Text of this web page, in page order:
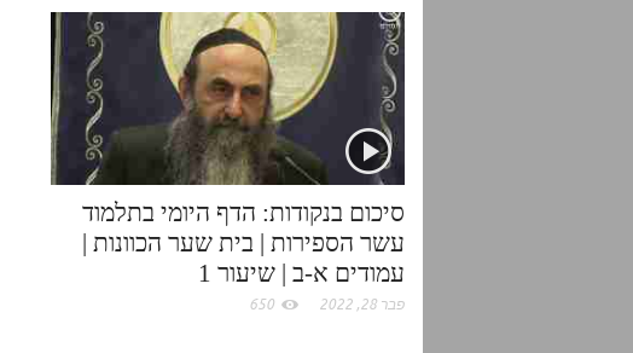
A
o
o
r
s
סיכום בנקודות: הדף היומי בתלמוד
עשר הספירות | בית שער הכוונות |
עמודים א-ב | שיעור 1
פבר 28, 2022 650